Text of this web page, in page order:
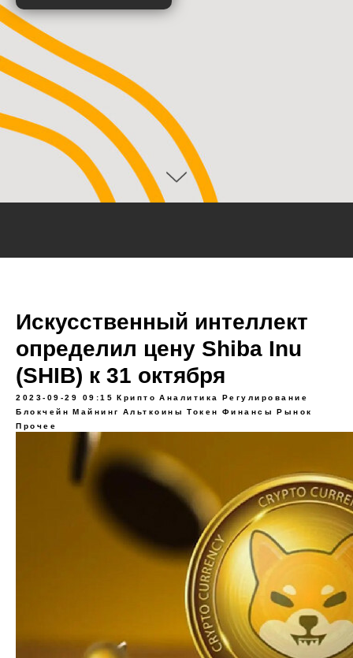
Искусственный интеллект
определил цену Shiba Inu
(SHIB) к 31 октября
2023-09-29 09:15 Крипто Аналитика
Регулирование
Блокчейн Майнинг Альткоины Токен Финансы
Рынок
Прочее